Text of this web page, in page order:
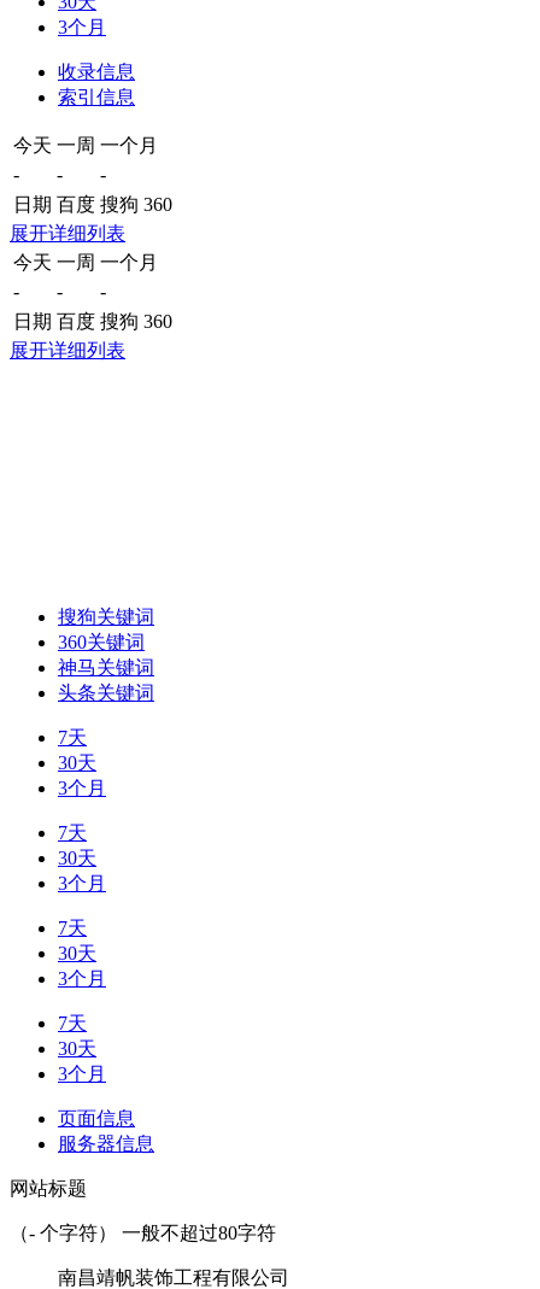
3个月
收录信息
索引信息
今天 一周 一个月
-
-
-
日期 百度 搜狗 360
展开详细列表
今天 一周 一个月
-
-
-
日期 百度 搜狗 360
展开详细列表
搜狗关键词
360关键词
神马关键词
头条关键词
7天
30天
3个月
7天
30天
3个月
7天
30天
3个月
7天
30天
3个月
页面信息
服务器信息
网站标题
（- 个字符） 一般不超过80字符
南昌靖帆装饰工程有限公司